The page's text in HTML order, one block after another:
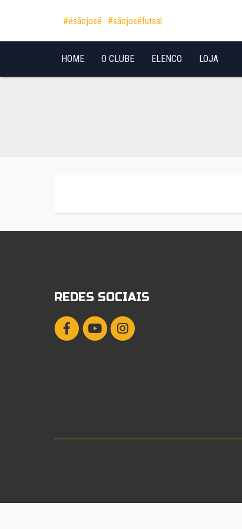
Pular para o conteúdo
#ésãojosé #sãojoséfutsal
HOME O CLUBE ELENCO LOJA
REDES SOCIAIS